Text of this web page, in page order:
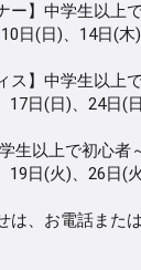
ー】中学生以上
日(日)、14日(
ス】中学生以上
17日(日)、24日(
生以上で初心
19日(火)、26日(
は、お電話また